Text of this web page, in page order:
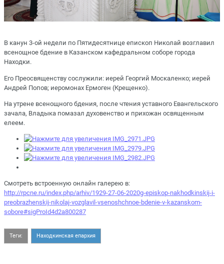
В канун 3-ой недели по Пятидесятнице епископ Николай возглавил
всенощное бдение в Казанском кафедральном соборе города
Находки.
Его Преосвященству сослужили: иерей Георгий Москаленко; иерей
Андрей Попов; иеромонах Ермоген (Крещенко).
На утрене всенощного бдения, после чтения уставного Евангельского
зачала, Владыка помазал духовенство и прихожан освященным
елеем.
Смотреть встроенную онлайн галерею в:
http://rpcne.ru/index.php/arhiv/1929-27-06-2020g-episkop-nakhodkinskij-i-
preobrazhenskij-nikolaj-vozglavil-vsenoshchnoe-bdenie-v-kazanskom-
sobore#sigProId4d2a800287
Теги: Находкинская епархия